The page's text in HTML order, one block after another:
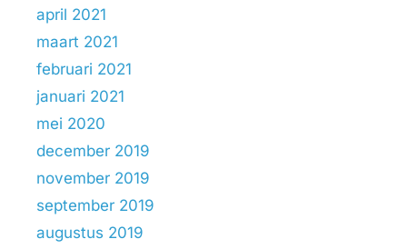
april 2021
maart 2021
februari 2021
januari 2021
mei 2020
december 2019
november 2019
september 2019
augustus 2019